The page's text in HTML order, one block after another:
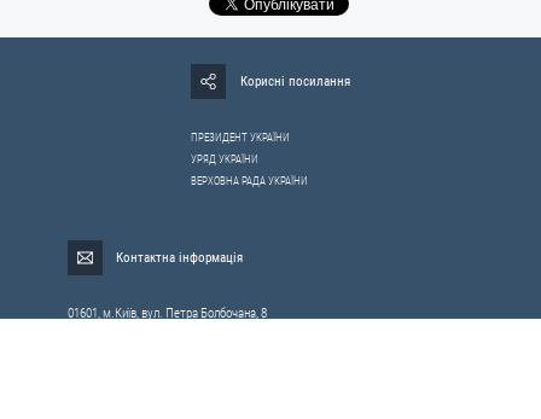
Корисні посилання
ПРЕЗИДЕНТ УКРАЇНИ
УРЯД УКРАЇНИ
ВЕРХОВНА РАДА УКРАЇНИ
Контактна інформація
01601, м.Київ, вул. Петра Болбочана, 8